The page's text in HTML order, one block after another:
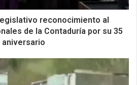
reconocimiento al
de la Contaduría por su 35
aniversario